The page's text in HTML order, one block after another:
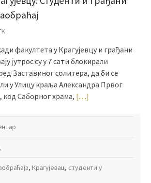
факултета у Крагујевцу и грађани
јутрос су у 7 сати блокирали
Заставиног солитера, да би се
у Улицу краља Александра Првог
Саборног храма, […]
, Крагујевац, студенти у